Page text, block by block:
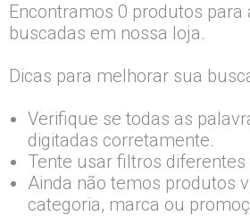
Encontramos 0 produtos para
buscadas em nossa loja.
Dicas para melhorar sua
Verifique se todas as
digitadas corretamente.
Tente usar filtros
Ainda não temos produtos
categoria, marca ou